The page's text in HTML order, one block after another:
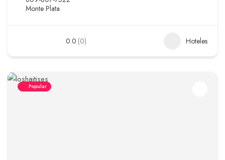
Monte Plata
0.0 (0) Hoteles
Popular